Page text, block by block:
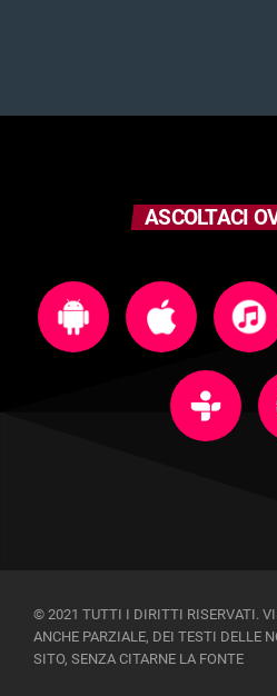
ASCOLTACI
© 2021 TUTTI I DIRITTI RISERVATI.
ANCHE PARZIALE, DEI TESTI DELLE
SITO, SENZA CITARNE LA FONTE